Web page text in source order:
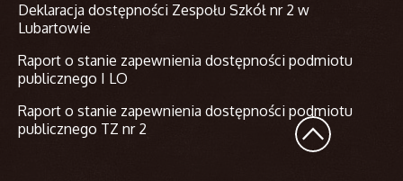
Deklaracja dostępności Zespołu Szkół nr 2 w
Lubartowie
Raport o stanie zapewnienia dostępności podmiotu
publicznego I LO
Raport o stanie zapewnienia dostępności podmiotu
publicznego TZ nr 2